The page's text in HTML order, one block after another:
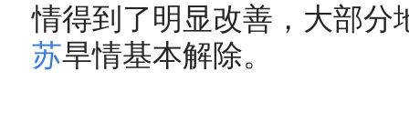
情得到了明显改善，大部分
苏旱情基本解除。